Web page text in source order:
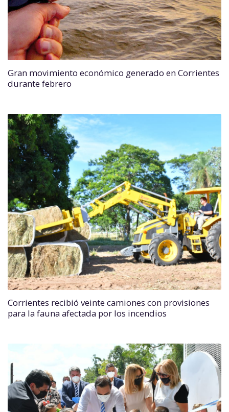
Gran movimiento económico generado en Corrientes
durante febrero
Corrientes recibió veinte camiones con provisiones
para la fauna afectada por los incendios